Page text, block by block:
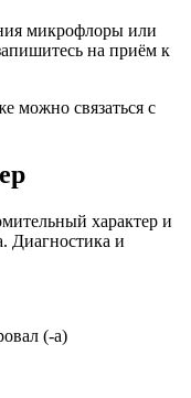
микрофлоры или
на приём к
можно связаться с
характер и
Диагностика и
(-а)